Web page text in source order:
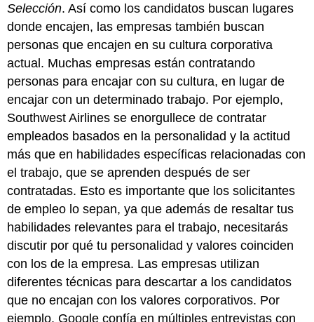
Selección. Así como los candidatos buscan lugares
donde encajen, las empresas también buscan
personas que encajen en su cultura corporativa
actual. Muchas empresas están contratando
personas para encajar con su cultura, en lugar de
encajar con un determinado trabajo. Por ejemplo,
Southwest Airlines se enorgullece de contratar
empleados basados en la personalidad y la actitud
más que en habilidades específicas relacionadas con
el trabajo, que se aprenden después de ser
contratadas. Esto es importante que los solicitantes
de empleo lo sepan, ya que además de resaltar tus
habilidades relevantes para el trabajo, necesitarás
discutir por qué tu personalidad y valores coinciden
con los de la empresa. Las empresas utilizan
diferentes técnicas para descartar a los candidatos
que no encajan con los valores corporativos. Por
ejemplo, Google confía en múltiples entrevistas con